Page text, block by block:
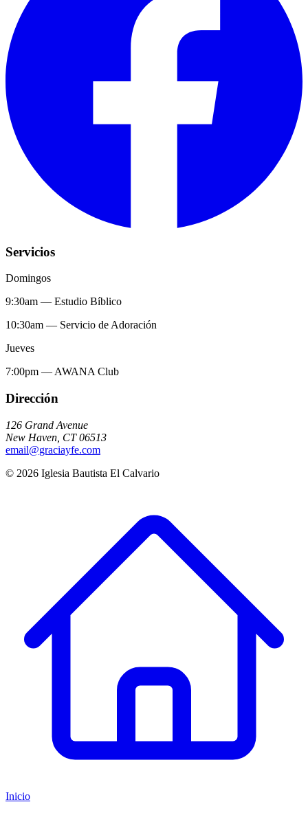
Servicios
Domingos
9:30am — Estudio Bíblico
10:30am — Servicio de Adoración
Jueves
7:00pm — AWANA Club
Dirección
126 Grand Avenue
New Haven CT 06513
email@graciayfe.com
© 2026 Iglesia Bautista El Calvario
Inicio